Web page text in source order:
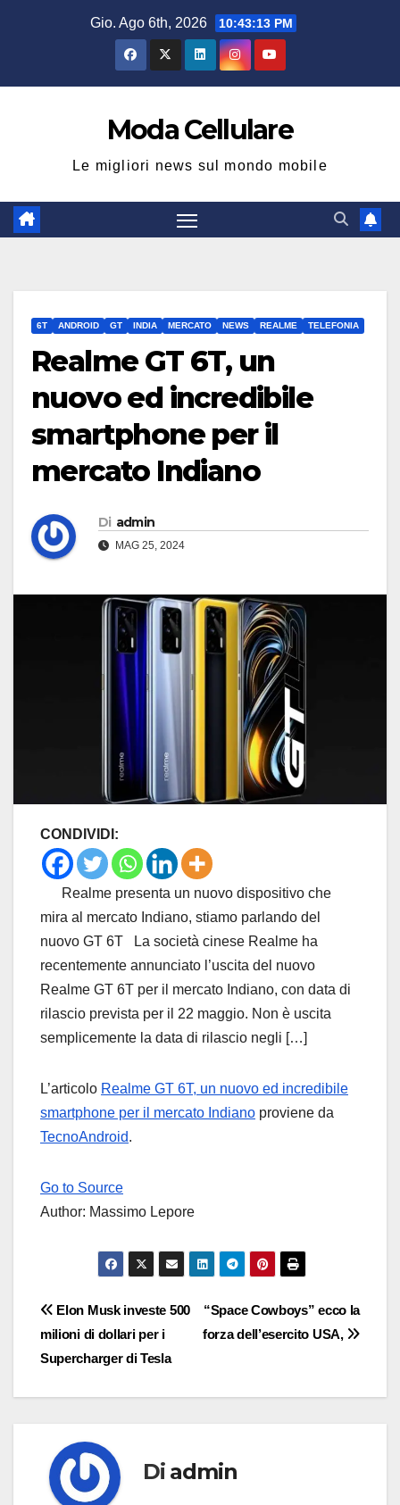
Gio. Ago 6th, 2026 10:43:13 PM
Moda Cellulare
Le migliori news sul mondo mobile
6T ANDROID GT INDIA MERCATO NEWS REALME TELEFONIA
Realme GT 6T, un
nuovo ed incredibile
smartphone per il
mercato Indiano
Di admin
MAG 25, 2024
CONDIVIDI:
Realme presenta un nuovo dispositivo che
mira al mercato Indiano, stiamo parlando del
nuovo GT 6T La società cinese Realme ha
recentemente annunciato l’uscita del nuovo
Realme GT 6T per il mercato Indiano, con data di
rilascio prevista per il 22 maggio. Non è uscita
semplicemente la data di rilascio negli […]
L’articolo Realme GT 6T, un nuovo ed incredibile
smartphone per il mercato Indiano proviene da
TecnoAndroid.
Go to Source
Author: Massimo Lepore
Navigazione
articoli
“Space Cowboys” ecco la
forza dell’esercito USA,
Elon Musk investe 500
milioni di dollari per i
Supercharger di Tesla
Di admin